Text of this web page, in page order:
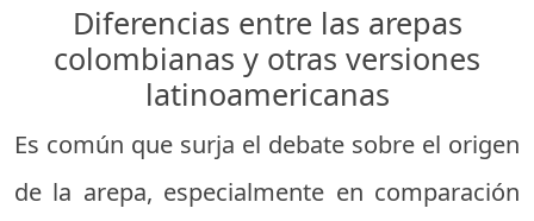
Diferencias entre las arepas
colombianas y otras versiones
latinoamericanas
Es común que surja el debate sobre el origen
de la arepa, especialmente en comparación